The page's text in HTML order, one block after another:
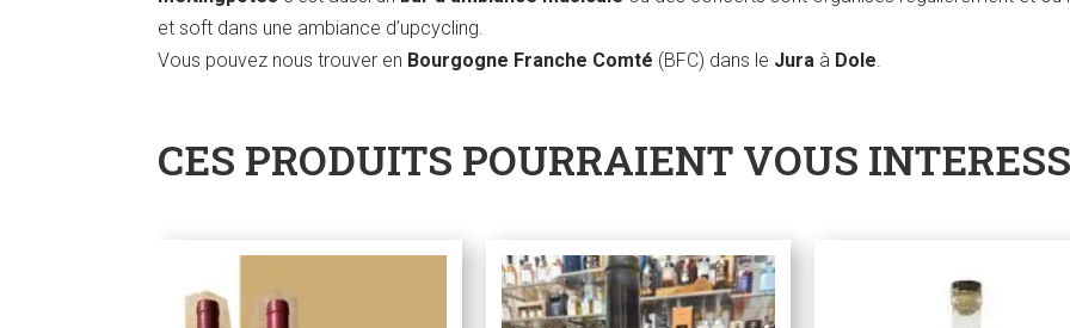
et soft dans une ambiance d’upcycling.
Vous pouvez nous trouver en Bourgogne Franche Comté (BFC) dans le Jura à Dole
CES PRODUITS POURRAIENT VOUS